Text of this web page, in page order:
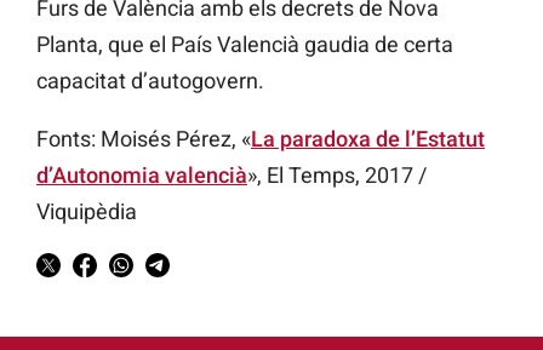
Furs de València amb els decrets de Nova
Planta, que el País Valencià gaudia de certa
capacitat d’autogovern.
Fonts: Moisés Pérez, «La paradoxa de l’Estatut
d’Autonomia valencià», El Temps, 2017 /
Viquipèdia